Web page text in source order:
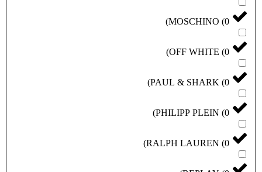
MOSCHINO (0
)
OFF WHITE (0
)
PAUL & SHARK (0
)
PHILIPP PLEIN (0
)
RALPH LAUREN (0
)